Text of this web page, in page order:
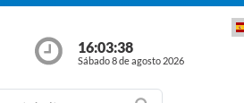
16:03:39
Sábado 8 de agosto 2026